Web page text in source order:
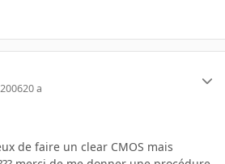
20 a
de faire un clear CMOS mais